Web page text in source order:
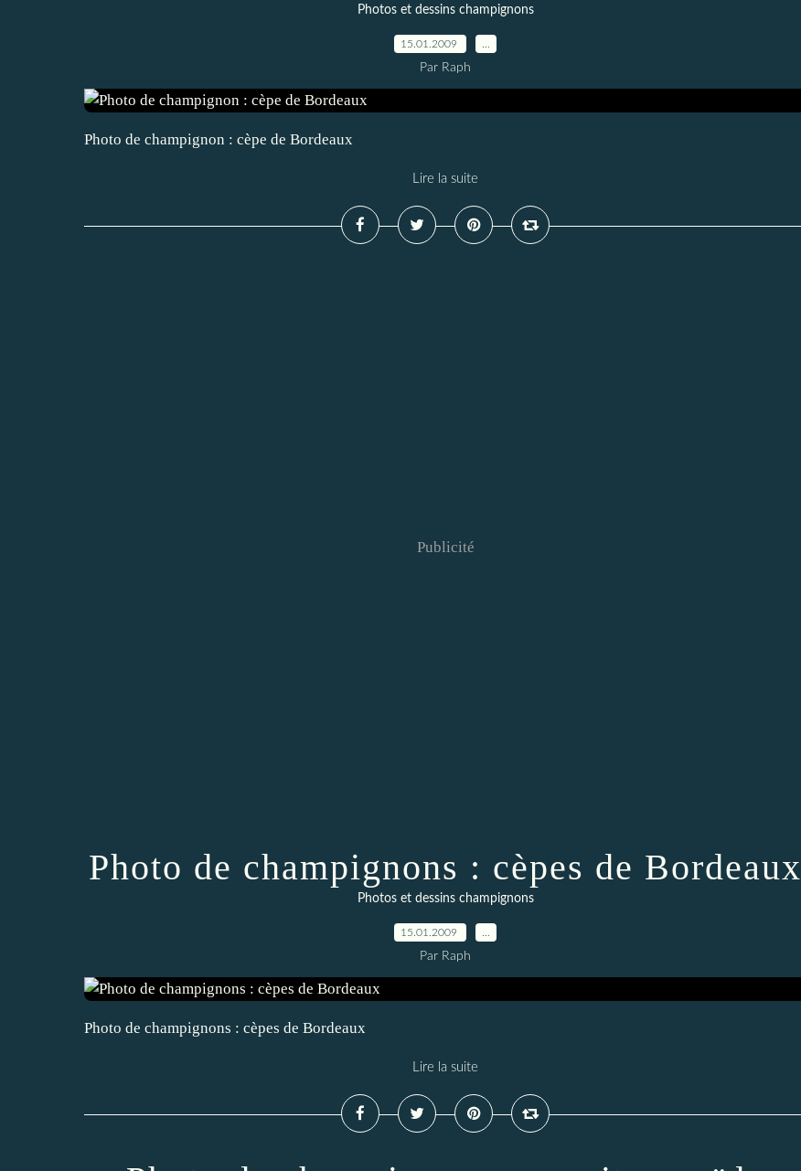
Photos et dessins champignons
15.01.2009
Par Raph
Photo de champignon : cèpe de Bordeaux
Lire la suite
Publicité
Photo de champignons : cèpes de Bordeaux
Photos et dessins champignons
15.01.2009
Par Raph
Photo de champignons : cèpes de Bordeaux
Lire la suite